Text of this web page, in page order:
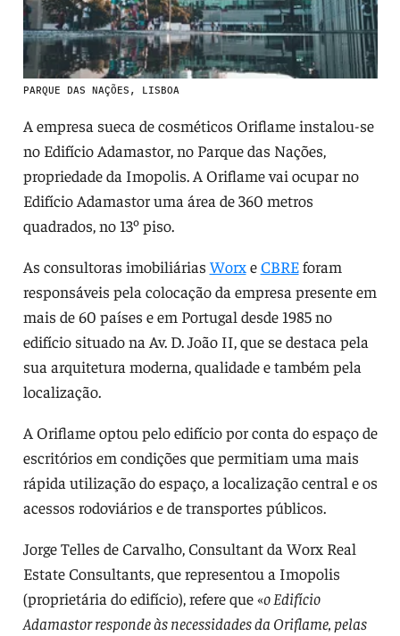
PARQUE DAS NAÇÕES, LISBOA
A empresa sueca de cosméticos Oriflame instalou-se
no Edifício Adamastor, no Parque das Nações,
propriedade da Imopolis. A Oriflame vai ocupar no
Edifício Adamastor uma área de 360 metros
quadrados, no 13º piso.
As consultoras imobiliárias WorxeCBREforam
responsáveis pela colocação da empresa presente em
mais de 60 países e em Portugal desde 1985 no
edifício situado na Av. D. João II, que se destaca pela
sua arquitetura moderna, qualidade e também pela
localização.
A Oriflame optou pelo edifício por conta do espaço de
escritórios em condições que permitiam uma mais
rápida utilização do espaço, a localização central e os
acessos rodoviários e de transportes públicos.
Jorge Telles de Carvalho, Consultant da Worx Real
Estate Consultants, que representou a Imopolis
(proprietária do edifício), refere que «o Edifício
Adamastor responde às necessidades da Oriflame, pelas